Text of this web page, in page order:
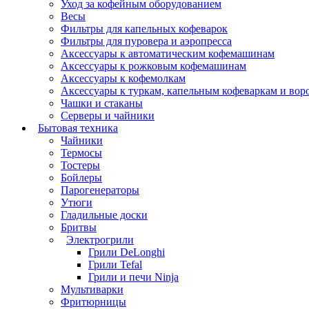
Уход за кофейным оборудованием
Весы
Фильтры для капельных кофеварок
Фильтры для пуровера и аэропресса
Аксессуары к автоматическим кофемашинам
Аксессуары к рожковым кофемашинам
Аксессуары к кофемолкам
Аксессуары к туркам, капельным кофеваркам и
Чашки и стаканы
Серверы и чайники
Бытовая техника
Чайники
Термосы
Тостеры
Бойлеры
Парогенераторы
Утюги
Гладильные доски
Бритвы
Электрогрили
Грили DeLonghi
Грили Tefal
Грили и печи Ninja
Мультиварки
Фритюрницы